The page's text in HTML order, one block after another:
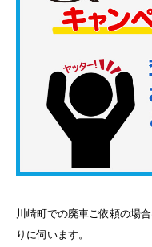
川崎町での廃車ご依頼の場
りに伺います。